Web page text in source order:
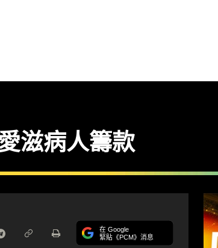
滋病人籌款
在 Google
緊貼《PCM》消息